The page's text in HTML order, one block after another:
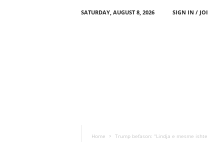
SATURDAY, AUGUST 8, 2026 SIGN IN /
Home Trump befason: “Lindja e mesme